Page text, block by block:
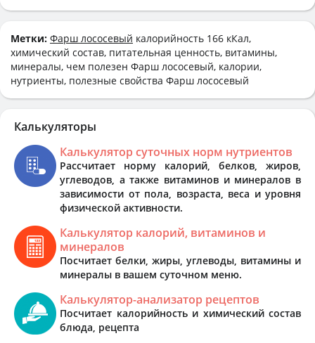
Метки: Фарш лососевый калорийность 166 кКал,
химический состав, питательная ценность, витамины,
минералы, чем полезен Фарш лососевый, калории,
нутриенты, полезные свойства Фарш лососевый
Калькуляторы
Калькулятор суточных норм нутриентов
Рассчитает норму калорий, белков, жиров,
углеводов, а также витаминов и минералов в
зависимости от пола, возраста, веса и уровня
физической активности.
Калькулятор калорий, витаминов и
минералов
Посчитает белки, жиры, углеводы, витамины и
минералы в вашем суточном меню.
Калькулятор-анализатор рецептов
Посчитает калорийность и химический состав
блюда, рецепта